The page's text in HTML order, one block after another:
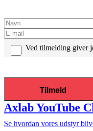
Ved tilmelding giver
Axlab YouTube
Se hvordan vores udstyr